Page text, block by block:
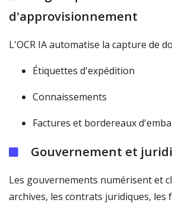
d'approvisionnement
L'OCR IA automatise la capture de
Étiquettes d'expédition
Connaissements
Factures et bordereaux
Gouvernement et
Les gouvernements numérisent et
archives, les contrats juridiques, les